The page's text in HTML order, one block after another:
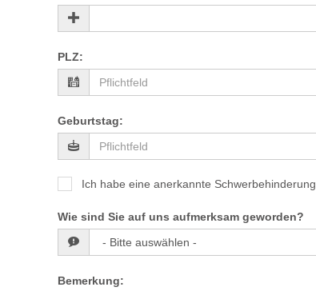
PLZ:
Geburtstag:
Ich habe eine anerkannte Schwerbehinderung
Wie sind Sie auf uns aufmerksam geworden?
Bemerkung: